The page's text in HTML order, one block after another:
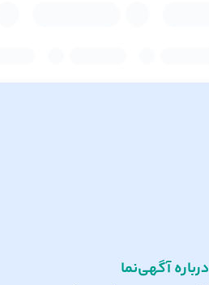
درباره آگهی‌نما